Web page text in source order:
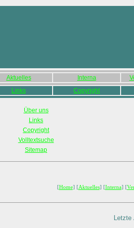
Aktuelles Interna
Links Copyright
Über uns
Links
Copyright
Volltextsuche
Sitemap
[Home] [Aktuelles] [Interna] [